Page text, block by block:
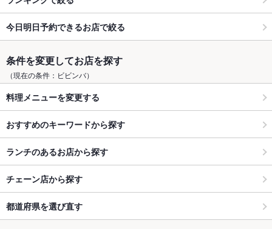
今日明日予約できるお店で絞る
条件を変更してお店を探す
（現在の条件：ビビンバ）
料理メニューを変更する
おすすめのキーワードから探す
ランチのあるお店から探す
チェーン店から探す
都道府県を選び直す